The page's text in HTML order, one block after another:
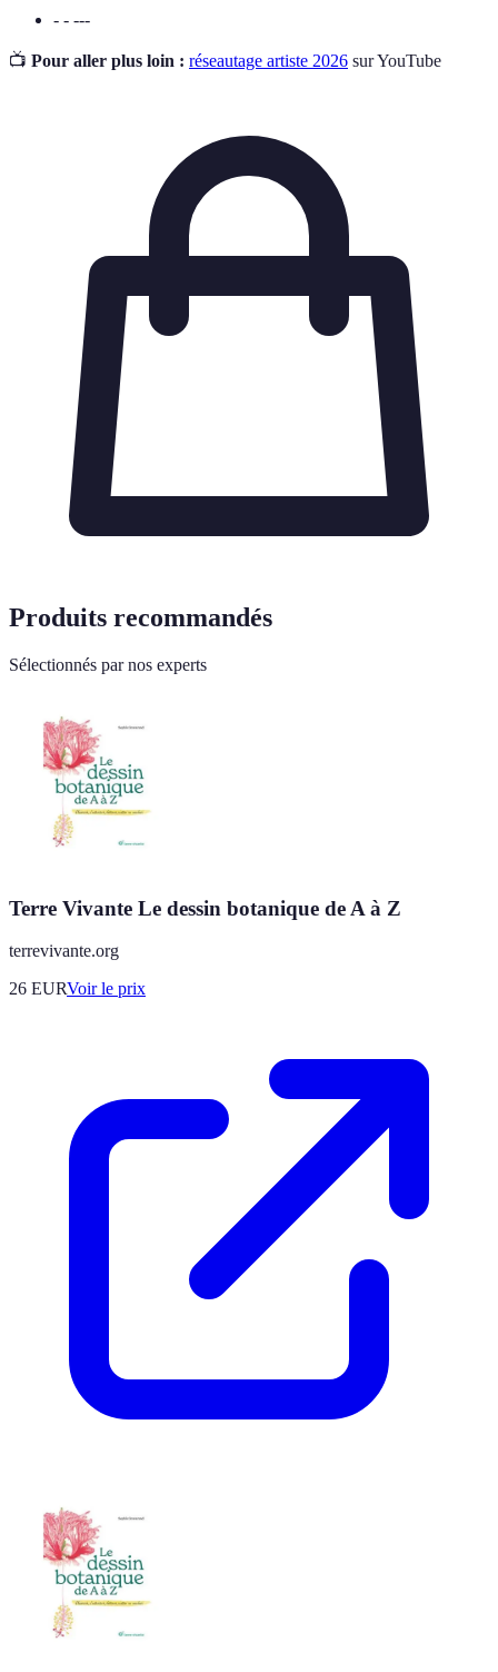
- - ---
📺 Pour aller plus loin : réseautage artiste 2026 sur YouTube
Produits recommandés
Sélectionnés par nos experts
Terre Vivante Le dessin botanique de A à Z
terrevivante.org
26 EURVoir le prix